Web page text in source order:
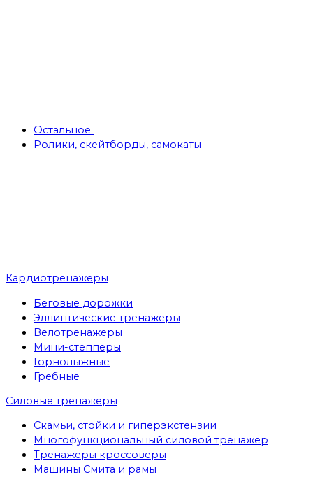
Остальное
Ролики, скейтборды, самокаты
Кардиотренажеры
Беговые дорожки
Эллиптические тренажеры
Велотренажеры
Мини-степперы
Горнолыжные
Гребные
Cиловые тренажеры
Скамьи, стойки и гиперэкстензии
Многофункциональный силовой тренажер
Тренажеры кроссоверы
Машины Смита и рамы